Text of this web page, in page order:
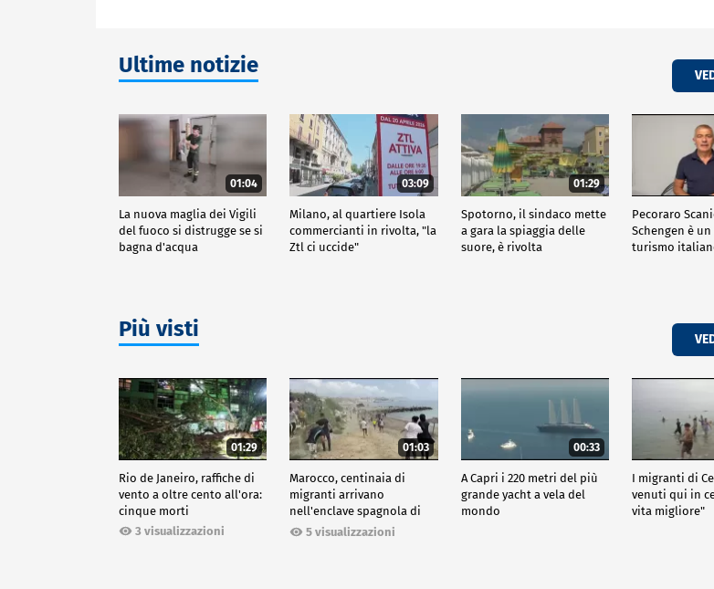
Ultime notizie
01:04
La nuova maglia dei Vigili
del fuoco si distrugge se si
bagna d'acqua
03:09
Milano, al quartiere Isola
commercianti in rivolta, "la
Ztl ci uccide"
01:29
Spotorno, il sindaco mette
a gara la spiaggia delle
suore, è rivolta
Pecoraro
Schengen è
turismo
Più visti
01:29
Rio de Janeiro, raffiche di
vento a oltre cento all'ora:
cinque morti
3 visualizzazioni
01:03
Marocco, centinaia di
migranti arrivano
nell'enclave spagnola di
Ceuta5 visualizzazioni
00:33
A Capri i 220 metri del più
grande yacht a vela del
mondo
I migranti di
venuti qui in
vita migliore"